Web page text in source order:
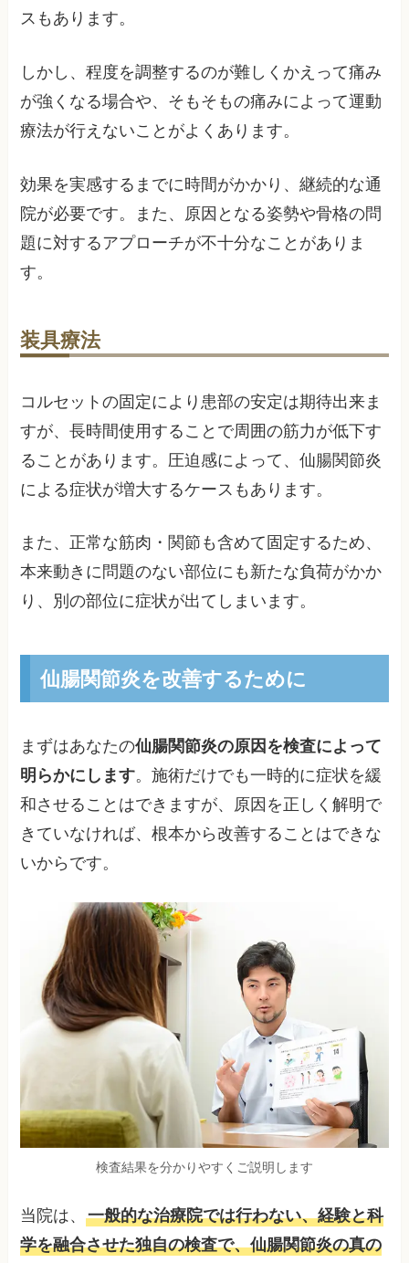
スもあります。
しかし、程度を調整するのが難しくかえって痛み
が強くなる場合や、そもそもの痛みによって運動
療法が行えないことがよくあります。
効果を実感するまでに時間がかかり、継続的な通
院が必要です。また、原因となる姿勢や骨格の問
題に対するアプローチが不十分なことがありま
す。
装具療法
コルセットの固定により患部の安定は期待出来ま
すが、長時間使用することで周囲の筋力が低下す
ることがあります。圧迫感によって、仙腸関節炎
による症状が増大するケースもあります。
また、正常な筋肉・関節も含めて固定するため、
本来動きに問題のない部位にも新たな負荷がかか
り、別の部位に症状が出てしまいます。
仙腸関節炎を改善するために
まずはあなたの仙腸関節炎の原因を検査によって
明らかにします。施術だけでも一時的に症状を緩
和させることはできますが、原因を正しく解明で
きていなければ、根本から改善することはできな
いからです。
検査結果を分かりやすくご説明します
当院は、一般的な治療院では行わない、経験と科
学を融合させた独自の検査で、仙腸関節炎の真の